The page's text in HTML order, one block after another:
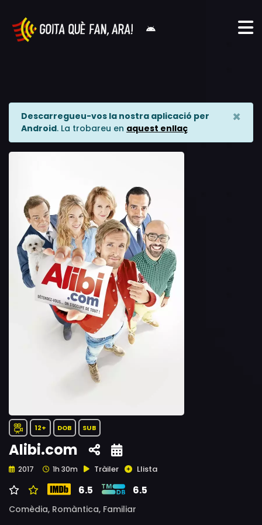
Descarregueu-vos la nostra aplicació per
Android. La trobareu en aquest enllaç
×
12+ DOB SUB
Alibi.com
2017 1h 30m Tràiler Llista
6.5 6.5
Comèdia, Romàntica, Familiar